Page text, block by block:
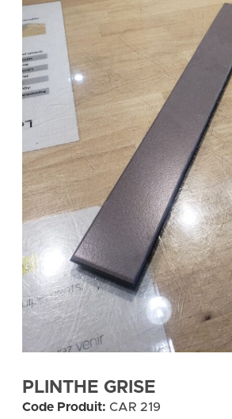
PLINTHE GRISE
Code Produit: CAR 219